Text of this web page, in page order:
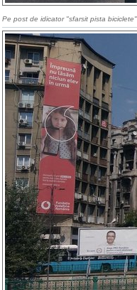
Pe post de idicator "sfarsit pista